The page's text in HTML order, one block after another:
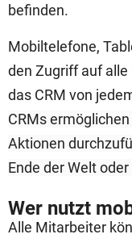
befinden.
Mobiltelefone,
den Zugriff auf
das CRM von
CRMs
Aktionen
Ende der Welt
Wer nutzt
Alle Mitarbeiter